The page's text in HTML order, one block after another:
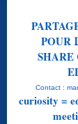
POUR
SHARE
Contact :
curiosity =